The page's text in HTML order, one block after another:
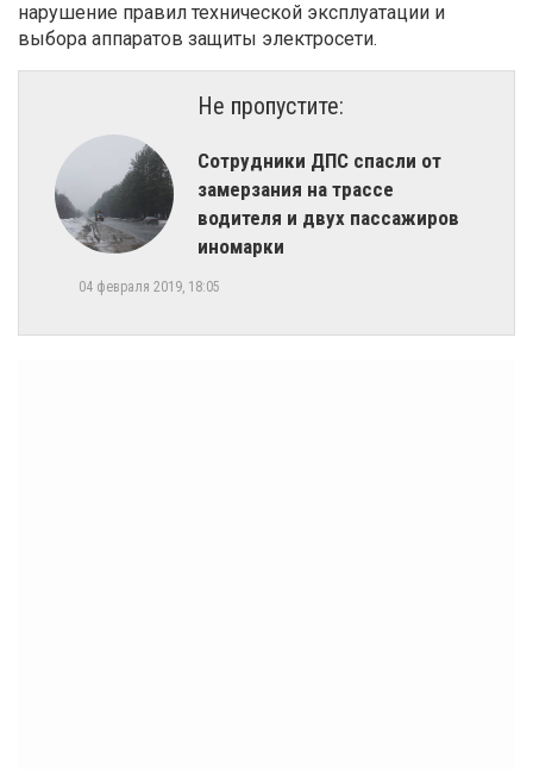
нарушение правил технической эксплуатации и
выбора аппаратов защиты электросети.
Не пропустите:
​Сотрудники ДПС спасли от
замерзания на трассе
водителя и двух пассажиров
иномарки
04 февраля 2019, 18:05